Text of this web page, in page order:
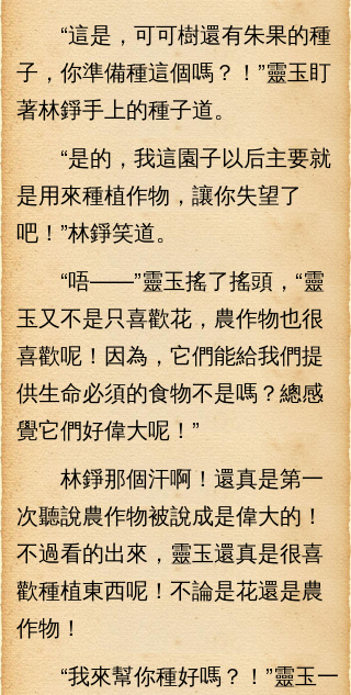
“這是，可可樹還有朱果的種
子，你準備種這個嗎？！”靈玉盯
著林錚手上的種子道。
“是的，我這園子以后主要就
是用來種植作物，讓你失望了
吧！”林錚笑道。
“唔——”靈玉搖了搖頭，“靈
玉又不是只喜歡花，農作物也很
喜歡呢！因為，它們能給我們提
供生命必須的食物不是嗎？總感
覺它們好偉大呢！”
林錚那個汗啊！還真是第一
次聽說農作物被說成是偉大的！
不過看的出來，靈玉還真是很喜
歡種植東西呢！不論是花還是農
作物！
“我來幫你種好嗎？！”靈玉一